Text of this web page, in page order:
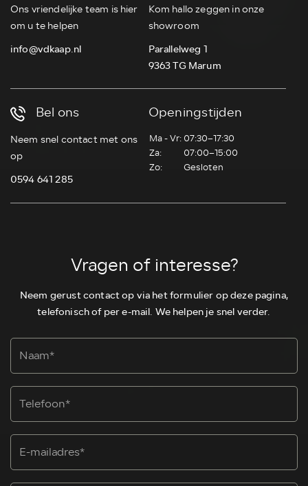
Ons vriendelijke team is hier
om u te helpen
info@vdkaap.nl
Kom hallo zeggen in onze
showroom
Parallelweg 1
9363 TG Marum
Bel ons
Neem snel contact met ons
op
0594 641 285
Openingstijden
Ma - Vr: 07:30–17:30
Za:
07:00–15:00
Zo:
Gesloten
Vragen of interesse?
Neem gerust contact op via het formulier op deze pagina,
telefonisch of per e-mail. We helpen je snel verder.